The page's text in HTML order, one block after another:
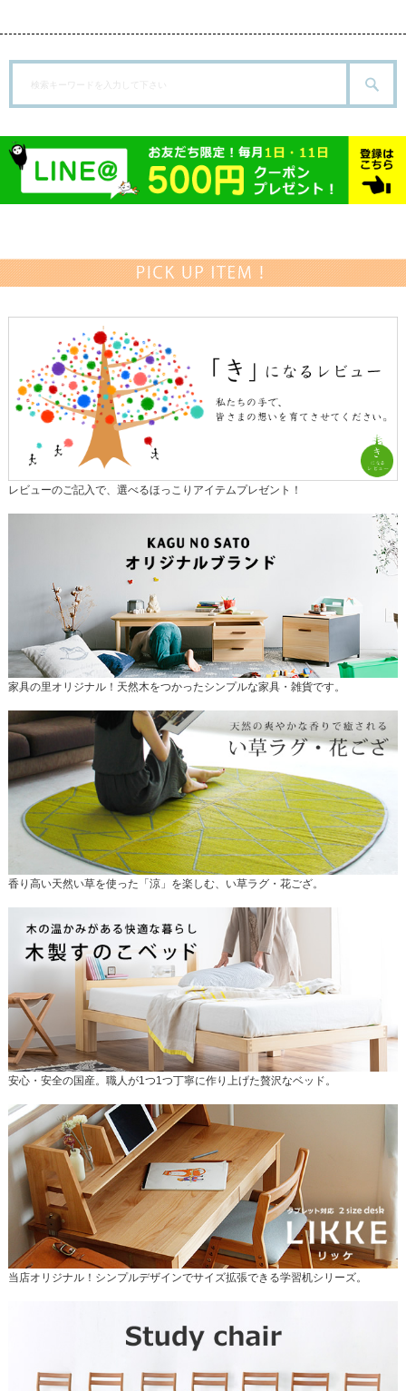
レビューのご記入で、選べるほっこりアイテムプレゼント！
家具の里オリジナル！天然木をつかったシンプルな家具・雑貨です。
香り高い天然い草を使った「涼」を楽しむ、い草ラグ・花ござ。
安心・安全の国産。職人が1つ1つ丁寧に作り上げた贅沢なベッド。
当店オリジナル！シンプルデザインでサイズ拡張できる学習机シリーズ。